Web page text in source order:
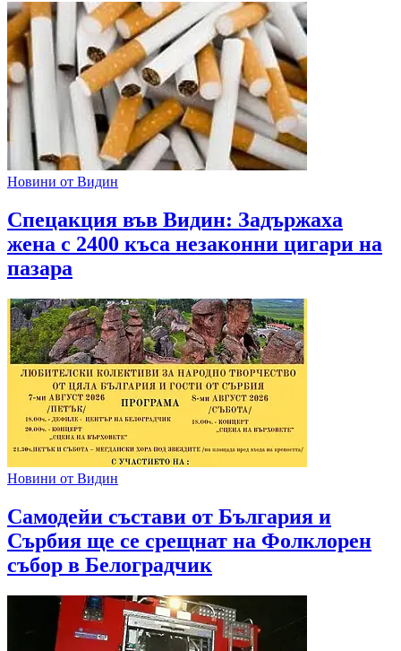
Новини от Видин
Спецакция във Видин: Задържаха
жена с 2400 къса незаконни цигари на
пазара
Новини от Видин
Самодейи състави от България и
Сърбия ще се срещнат на Фолклорен
събор в Белоградчик